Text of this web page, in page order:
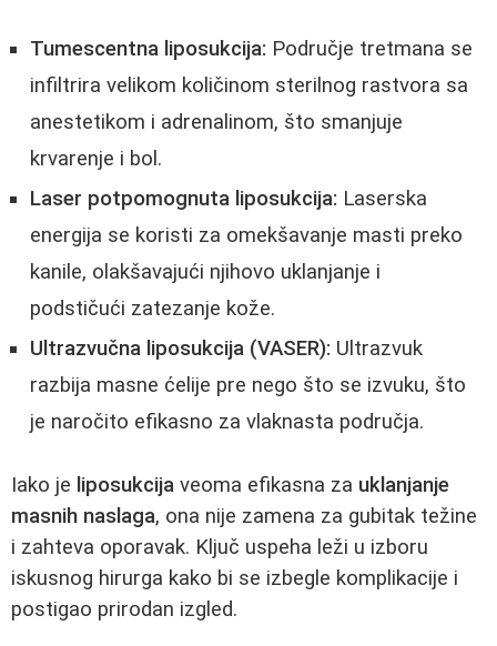
Tumescentna liposukcija: Područje tretmana se
infiltrira velikom količinom sterilnog rastvora sa
anestetikom i adrenalinom, što smanjuje
krvarenje i bol.
Laser potpomognuta liposukcija: Laserska
energija se koristi za omekšavanje masti preko
kanile, olakšavajući njihovo uklanjanje i
podstičući zatezanje kože.
Ultrazvučna liposukcija (VASER): Ultrazvuk
razbija masne ćelije pre nego što se izvuku, što
je naročito efikasno za vlaknasta područja.
Iako je liposukcija veoma efikasna za uklanjanje
masnih naslaga, ona nije zamena za gubitak težine
i zahteva oporavak. Ključ uspeha leži u izboru
iskusnog hirurga kako bi se izbegle komplikacije i
postigao prirodan izgled.